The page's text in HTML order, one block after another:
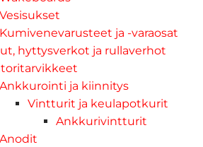
Vesisukset
Kumivenevarusteet ja -varaosat
hyttysverkot ja rullaverhot
Ankkurointi ja kiinnitys
Vintturit ja keulapotkurit
Ankkurivintturit
Anodit